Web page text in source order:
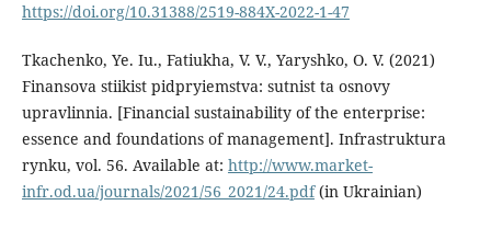
https://doi.org/10.31388/2519-884X-2022-1-47
Tkachenko, Ye. Iu., Fatiukha, V. V., Yaryshko, O. V. (2021)
Finansova stiikist pidpryiemstva: sutnist ta osnovy
upravlinnia. [Financial sustainability of the enterprise:
essence and foundations of management]. Infrastruktura
rynku, vol. 56. Available at: http://www.market-
infr.od.ua/journals/2021/56_2021/24.pdf(in Ukrainian)